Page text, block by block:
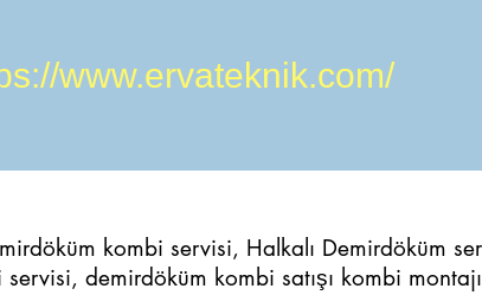
www.ervateknik.com/
kombi servisi, Halkalı Demirdöküm
demirdöküm kombi satışı kombi